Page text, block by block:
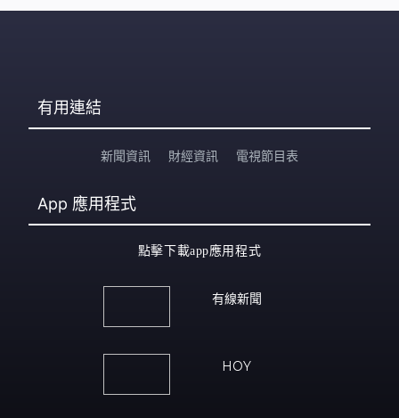
有用連結
新聞資訊 財經資訊 電視節目表
App 應用程式
點擊下載app應用程式
有線新聞
HOY